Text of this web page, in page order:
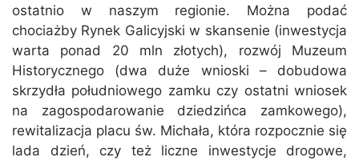
ostatnio w naszym regionie. Można podać
chociażby Rynek Galicyjski w skansenie (inwestycja
warta ponad 20 mln złotych), rozwój Muzeum
Historycznego (dwa duże wnioski – dobudowa
skrzydła południowego zamku czy ostatni wniosek
na zagospodarowanie dziedzińca zamkowego),
rewitalizacja placu św. Michała, która rozpocznie się
lada dzień, czy też liczne inwestycje drogowe,